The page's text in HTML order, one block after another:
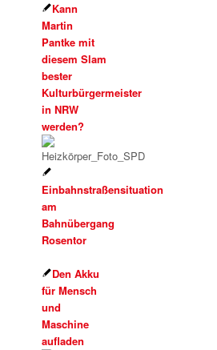
Kann
Martin
Pantke mit
diesem Slam
bester
Kulturbürgermeister
in NRW
werden?
Einbahnstraßensituation
am
Bahnübergang
Rosentor
Den Akku
für Mensch
und
Maschine
aufladen